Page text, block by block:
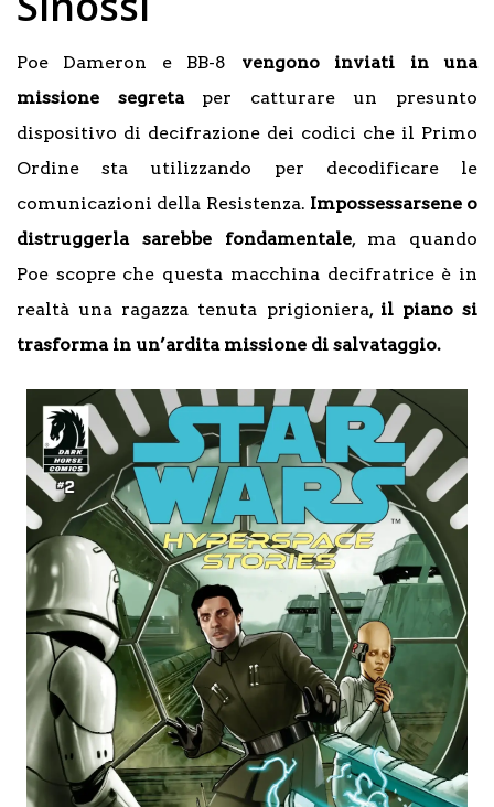
Poe Dameron e BB-8 vengono inviati in una
missione segretaper catturare un presunto
dispositivo di decifrazione dei codici che il Primo
Ordine sta utilizzando per decodificare le
comunicazioni della Resistenza. Impossessarsene o
distruggerla sarebbe fondamentale, ma quando
Poe scopre che questa macchina decifratrice è in
realtà una ragazza tenuta prigioniera, il piano si
trasforma in un’ardita missione di salvataggio.